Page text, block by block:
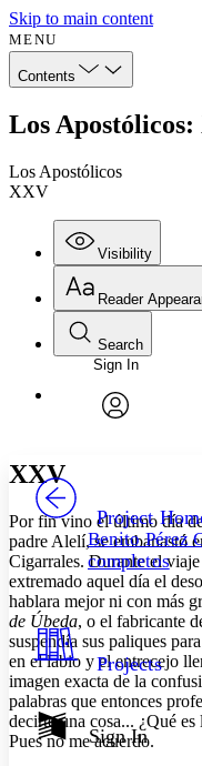
Skip to main content
MENU
Contents
Los
Los Apostólicos
XXV
Visibility
Annotations
Your
Resources
Show all
Show all Hide all
Reader
Font
Font style
Decrease
Color Scheme
Light
Dark
Annotation
abc Low
Search
Enter search criteria
Search within:
Sign In
Project
Benito Pérez
completos
Projects
Sign In
XXV
Por fin vino el último día
padre Alelí, se embanastó
Cigarrales. Durante el
extremado aquel día el
hablara mejor ni con más
de Úbeda, o el fabricante
suspendía sus paliques
en el labio y el entrecejo
imagen exacta de la
palabras que entonces
decirte una cosa... ¿Qué
Pues no me acuerdo.